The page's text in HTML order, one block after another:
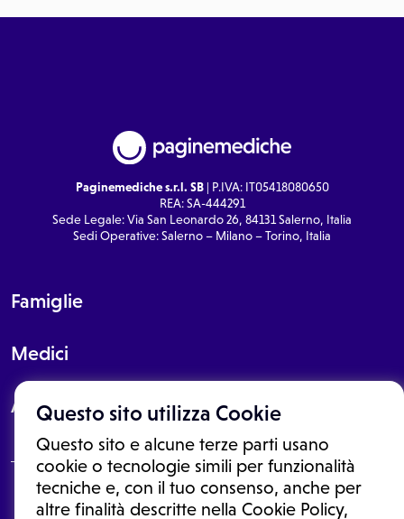
Questo sito utilizza Cookie
Questo sito e alcune terze parti usano
cookie o tecnologie simili per funzionalità
tecniche e, con il tuo consenso, anche per
altre finalità descritte nella Cookie Policy,
Paginemediche s.r.l. SB| P.IVA: IT05418080650
REA: SA-444291
Sede Legale: Via San Leonardo 26, 84131 Salerno, Italia
Sedi Operative: Salerno – Milano – Torino, Italia
Famiglie
Medici
About
Le informazioni proposte in questo sito non sono un consulto medico.
In nessun caso, queste informazioni sostituiscono un consulto, una